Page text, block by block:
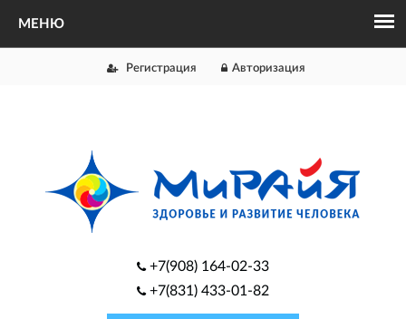
Регистрация Авторизация
+7(908) 164-02-33
+7(831) 433-01-82